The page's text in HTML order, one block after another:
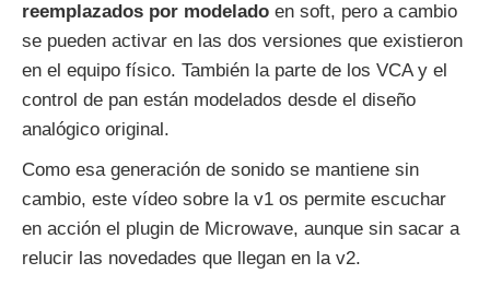
reemplazados por modelado en soft, pero a cambio
se pueden activar en las dos versiones que existieron
en el equipo físico. También la parte de los VCA y el
control de pan están modelados desde el diseño
analógico original.
Como esa generación de sonido se mantiene sin
cambio, este vídeo sobre la v1 os permite escuchar
en acción el plugin de Microwave, aunque sin sacar a
relucir las novedades que llegan en la v2.